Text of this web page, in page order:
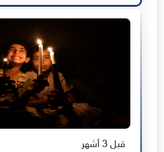
قبل 3 أشهر